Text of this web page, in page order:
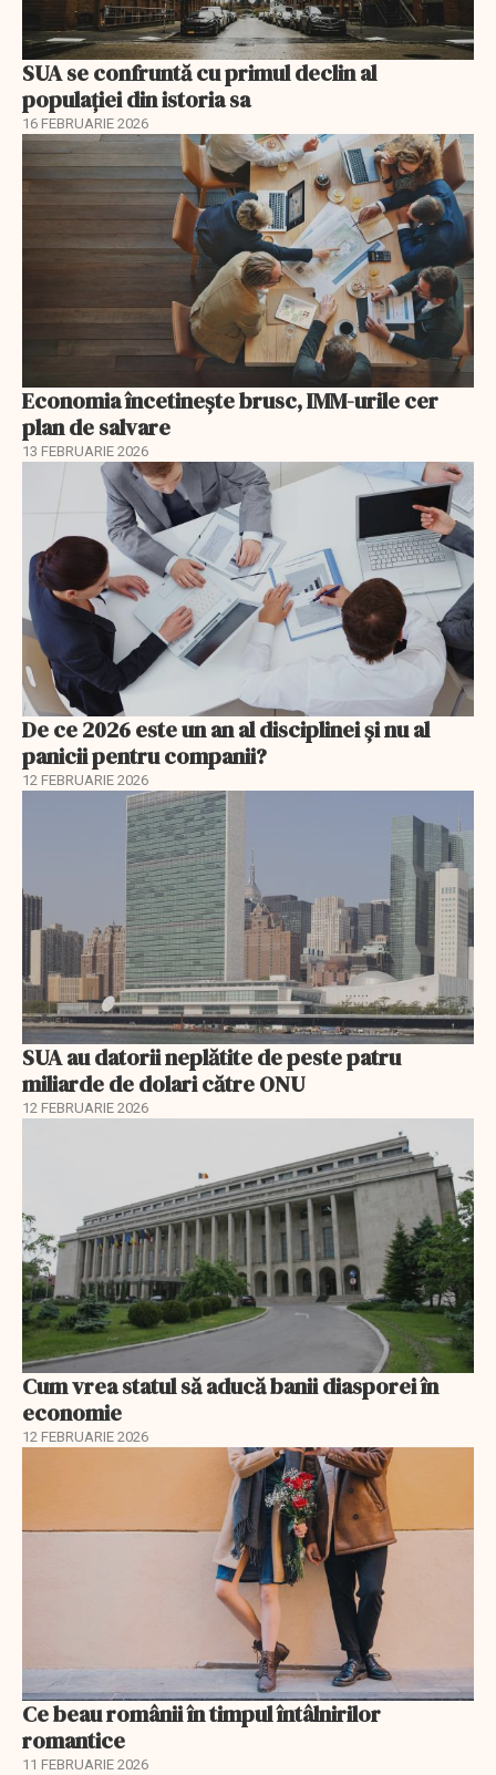
SUA se confruntă cu primul declin al
populației din istoria sa
16 FEBRUARIE 2026
Economia încetinește brusc, IMM-urile cer
plan de salvare
13 FEBRUARIE 2026
De ce 2026 este un an al disciplinei și nu al
panicii pentru companii?
12 FEBRUARIE 2026
SUA au datorii neplătite de peste patru
miliarde de dolari către ONU
12 FEBRUARIE 2026
Cum vrea statul să aducă banii diasporei în
economie
12 FEBRUARIE 2026
Ce beau românii în timpul întâlnirilor
romantice
11 FEBRUARIE 2026